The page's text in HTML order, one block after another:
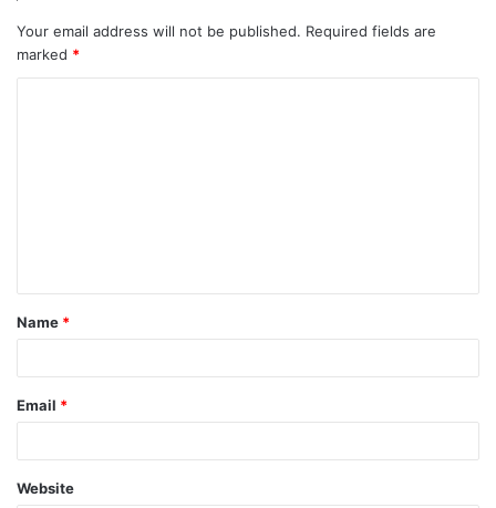
Your email address will not be published. Required fields are
marked *
t
*
Name *
Email *
Website